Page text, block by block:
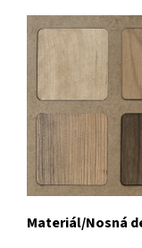
Materiál/Nosná